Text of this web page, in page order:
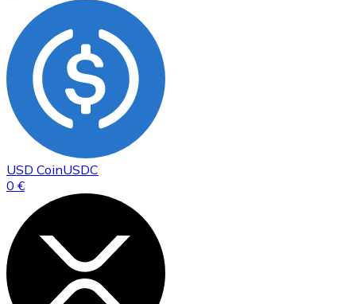
USD CoinUSDC
0 €